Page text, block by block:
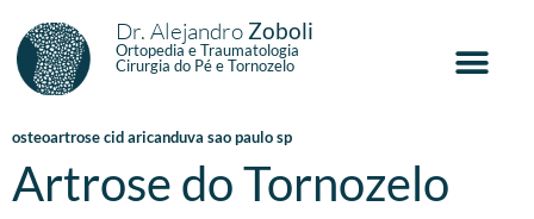
Dr. Alejandro Zoboli
Ortopedia e Traumatologia
Cirurgia do Pé e Tornozelo
osteoartrose cid aricanduva sao paulo sp
Artrose do Tornozelo